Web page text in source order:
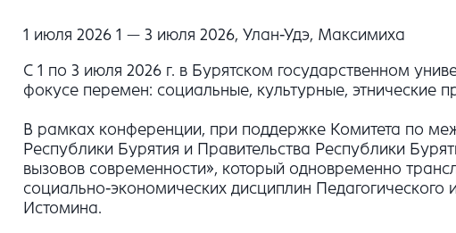
1 июля 2026 1 — 3 июля 2026, Улан-Удэ, Максимиха
С 1 по 3 июля 2026 г. в Бурятском государственном
фокусе перемен: социальные, культурные, этнические
В рамках конференции, при поддержке Комитета по
Республики Бурятия и Правительства Республики
вызовов современности», который одновременно
социально-экономических дисциплин Педагогического
Истомина.